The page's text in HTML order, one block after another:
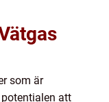
som är
att